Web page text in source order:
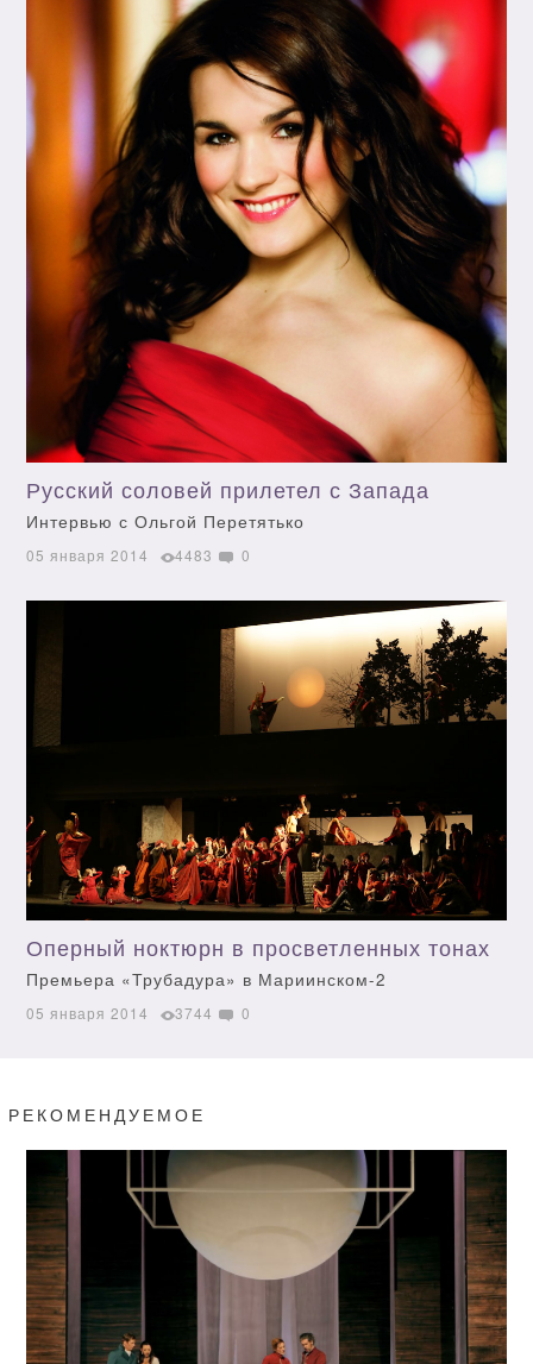
Русский соловей прилетел с Запада
Интервью с Ольгой Перетятько
05 января 2014 4483 0
Оперный ноктюрн в просветленных тонах
Премьера «Трубадура» в Мариинском-2
05 января 2014 3744 0
РЕКОМЕНДУЕМОЕ